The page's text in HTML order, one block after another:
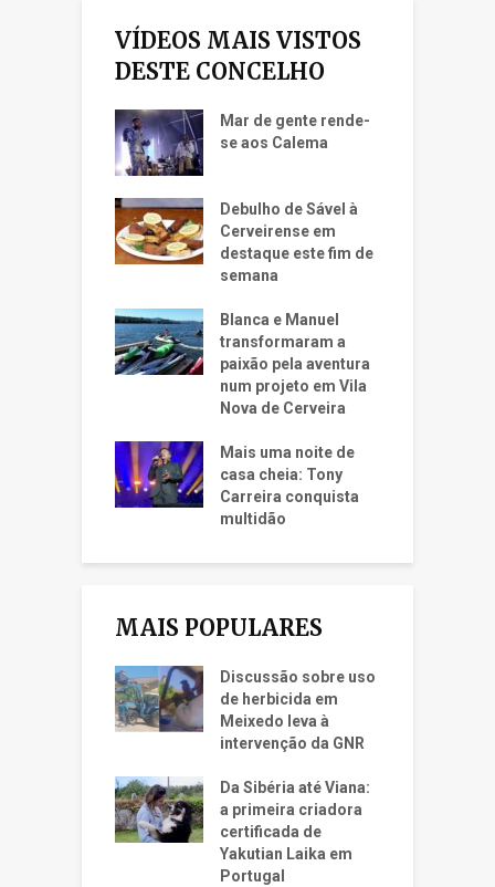
VÍDEOS MAIS VISTOS
DESTE CONCELHO
Mar de gente rende-
se aos Calema
Debulho de Sável à
Cerveirense em
destaque este fim de
semana
Blanca e Manuel
transformaram a
paixão pela aventura
num projeto em Vila
Nova de Cerveira
Mais uma noite de
casa cheia: Tony
Carreira conquista
multidão
MAIS POPULARES
Discussão sobre uso
de herbicida em
Meixedo leva à
intervenção da GNR
Da Sibéria até Viana:
a primeira criadora
certificada de
Yakutian Laika em
Portugal